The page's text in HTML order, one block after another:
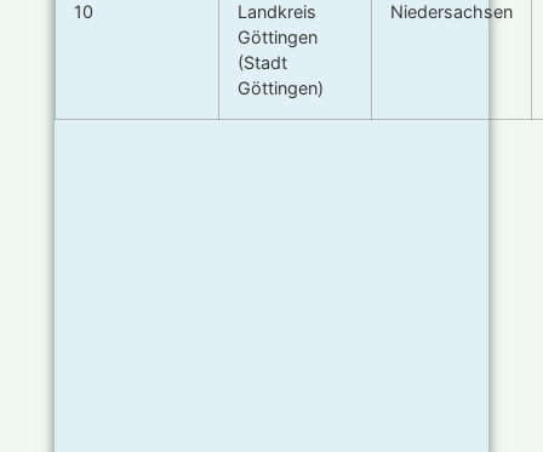
10
Landkreis
Göttingen
(Stadt
Göttingen)
Niedersachsen